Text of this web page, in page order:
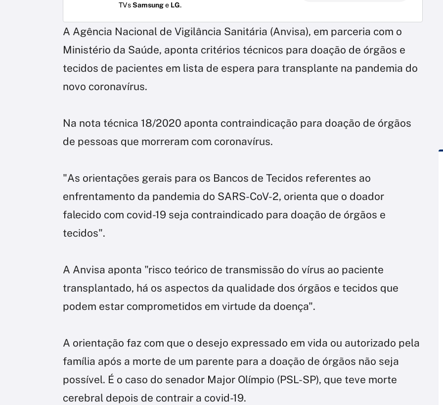
TVsSamsunge LG.
A Agência Nacional de Vigilância Sanitária (Anvisa), em parceria com o
Ministério da Saúde, aponta critérios técnicos para doação de órgãos e
tecidos de pacientes em lista de espera para transplante na pandemia do
novo coronavírus.
Na nota técnica 18/2020 aponta contraindicação para doação de órgãos
de pessoas que morreram com coronavírus.
"As orientações gerais para os Bancos de Tecidos referentes ao
enfrentamento da pandemia do SARS-CoV-2, orienta que o doador
falecido com covid-19 seja contraindicado para doação de órgãos e
tecidos".
A Anvisa aponta "risco teórico de transmissão do vírus ao paciente
transplantado, há os aspectos da qualidade dos órgãos e tecidos que
podem estar comprometidos em virtude da doença".
A orientação faz com que o desejo expressado em vida ou autorizado pela
família após a morte de um parente para a doação de órgãos não seja
possível. É o caso do senador Major Olímpio (PSL-SP), que teve morte
cerebral depois de contrair a covid-19.